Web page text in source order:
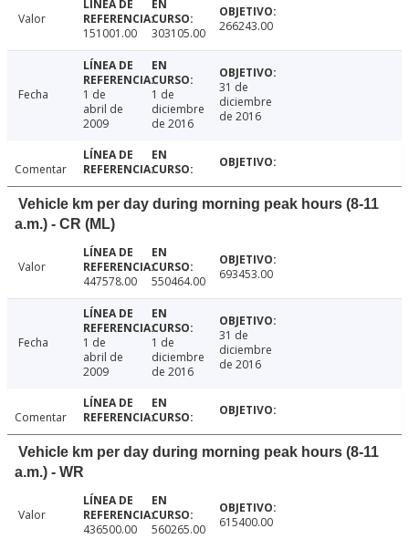
Valor
151001.00
303105.00 266243.00
Fecha
1 de
abril de
2009
1 de
diciembre
de 2016
31 de
diciembre
de 2016
Comentar
Vehicle km per day during morning peak hours (8-11
a.m.) - CR (ML)
Valor
447578.00
550464.00 693453.00
Fecha
1 de
abril de
2009
1 de
diciembre
de 2016
31 de
diciembre
de 2016
Comentar
Vehicle km per day during morning peak hours (8-11
a.m.) - WR
Valor
436500.00
560265.00 615400.00